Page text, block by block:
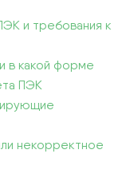
и требования к
в какой форме
ПЭК
некорректное